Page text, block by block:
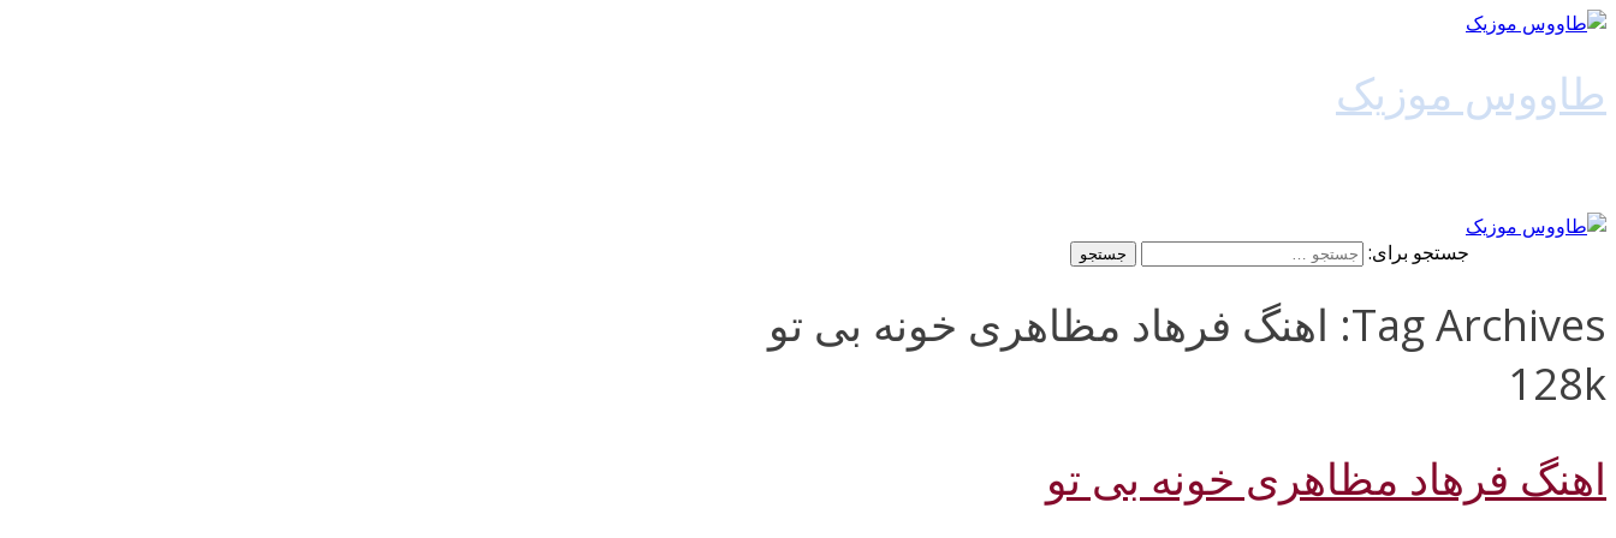
طاووس موزیک
جستجو برای:
Tag Archives: اهنگ فرهاد مظاهری خونه بی تو
128k
اهنگ فرهاد مظاهری خونه بی تو